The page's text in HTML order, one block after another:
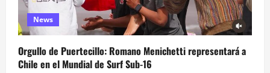
News
Orgullo de Puertecillo: Romano Menichetti representará a
Chile en el Mundial de Surf Sub-16